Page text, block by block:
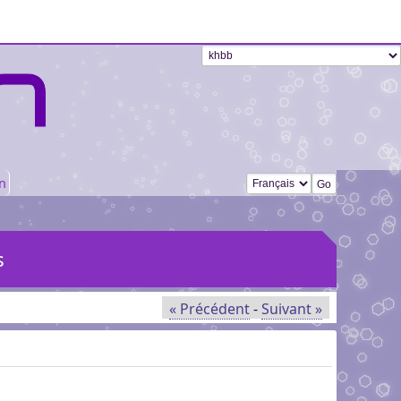
Changer de langue
« Précédent-Suivant »